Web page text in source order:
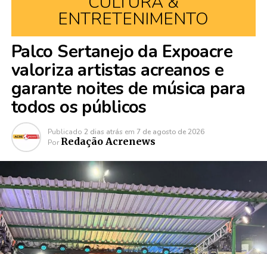
ENTRETENIMENTO
Palco Sertanejo da Expoacre
valoriza artistas acreanos e
garante noites de música para
todos os públicos
Publicado 2 dias atrás em 7 de agosto de 2026
Por Redação Acrenews